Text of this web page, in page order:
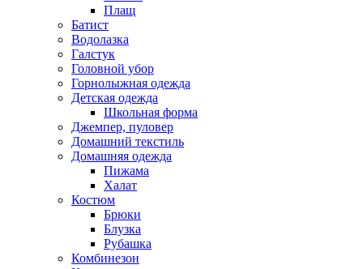
Плащ
Батист
Водолазка
Галстук
Головной убор
Горнолыжная одежда
Детская одежда
Школьная форма
Джемпер, пуловер
Домашний текстиль
Домашняя одежда
Пижама
Халат
Костюм
Брюки
Блузка
Рубашка
Комбинезон